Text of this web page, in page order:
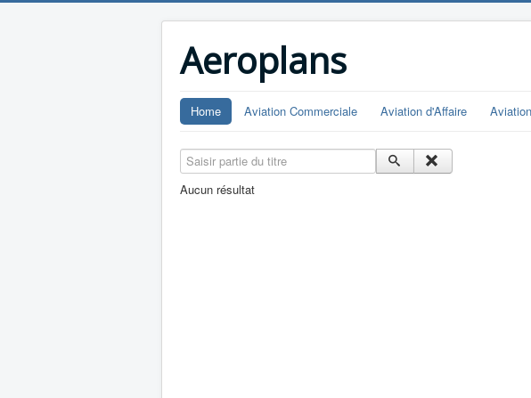
Aeroplans
Home Aviation Commerciale Aviation d'Affaire
Saisir partie du titre
Aucun résultat